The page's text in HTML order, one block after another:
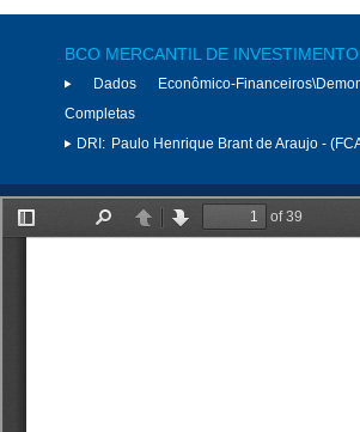
BCO MERCANTIL DE
Dados Econômico-
Completas
DRI: Paulo Henrique Brant de Araujo -